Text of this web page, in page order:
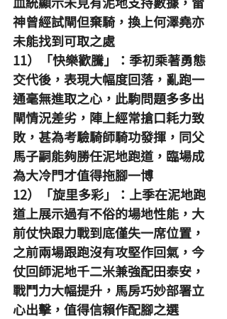
神曾經試閘但棄騎，換上何澤堯亦
未能找到可取之處
11）「快樂歡騰」：季初乘著勇態
交代後，表現大幅度回落，亂跑一
通毫無進取之心，此駒問題多多出
閘情況差劣，陣上經常搶口耗力致
敗，甚為考驗騎師騎功發揮，同父
馬子𠻸能夠勝任泥地跑道，臨場成
為大冷門才值得拖腳一博
12）「旋里多彩」：上季在泥地跑
道上展示過有不俗的場地性能，大
前仗快跟力戰到底僅失一席位置，
之前兩場跟跑沒有攻堅作回氣，今
仗回師泥地千二米兼強配田泰安，
戰鬥力大幅提升，馬房巧妙部署立
心出擊，值得信賴作配腳之選